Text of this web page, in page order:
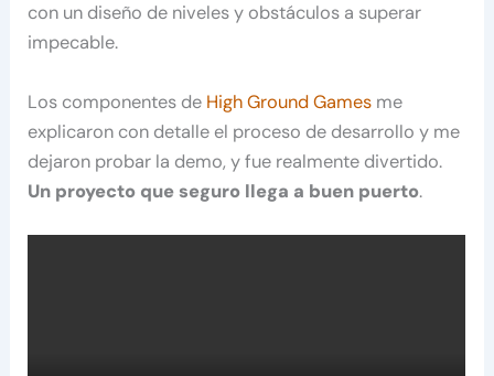
con un diseño de niveles y obstáculos a superar
impecable.
Los componentes de High Ground Games me
explicaron con detalle el proceso de desarrollo y me
dejaron probar la demo, y fue realmente divertido.
Un proyecto que seguro llega a buen puerto.